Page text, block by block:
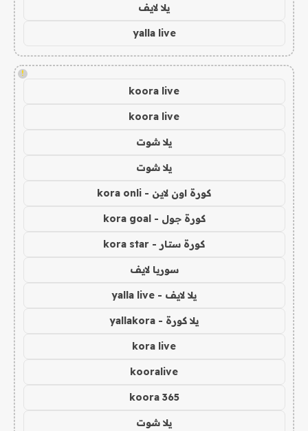
يلا لايف
yalla live
!
koora live
koora live
يلا شوت
يلا شوت
كورة اون لاين - kora onli
كورة جول - kora goal
كورة ستار - kora star
سوريا لايف
يلا لايف - yalla live
يلا كورة - yallakora
kora live
kooralive
koora 365
يلا شوت